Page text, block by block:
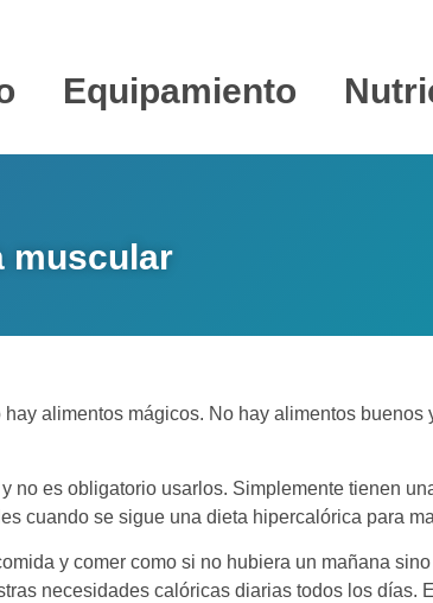
Equipamiento
muscular
alimentos mágicos. No hay alimentos
es obligatorio usarlos. Simplemente tienen
cuando se sigue una dieta hipercalórica para
y comer como si no hubiera un mañana
necesidades calóricas diarias todos los días.